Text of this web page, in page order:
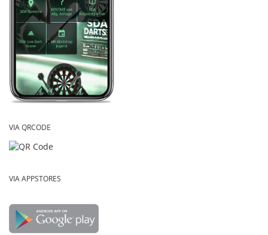
VIA QRCODE
VIA APPSTORES